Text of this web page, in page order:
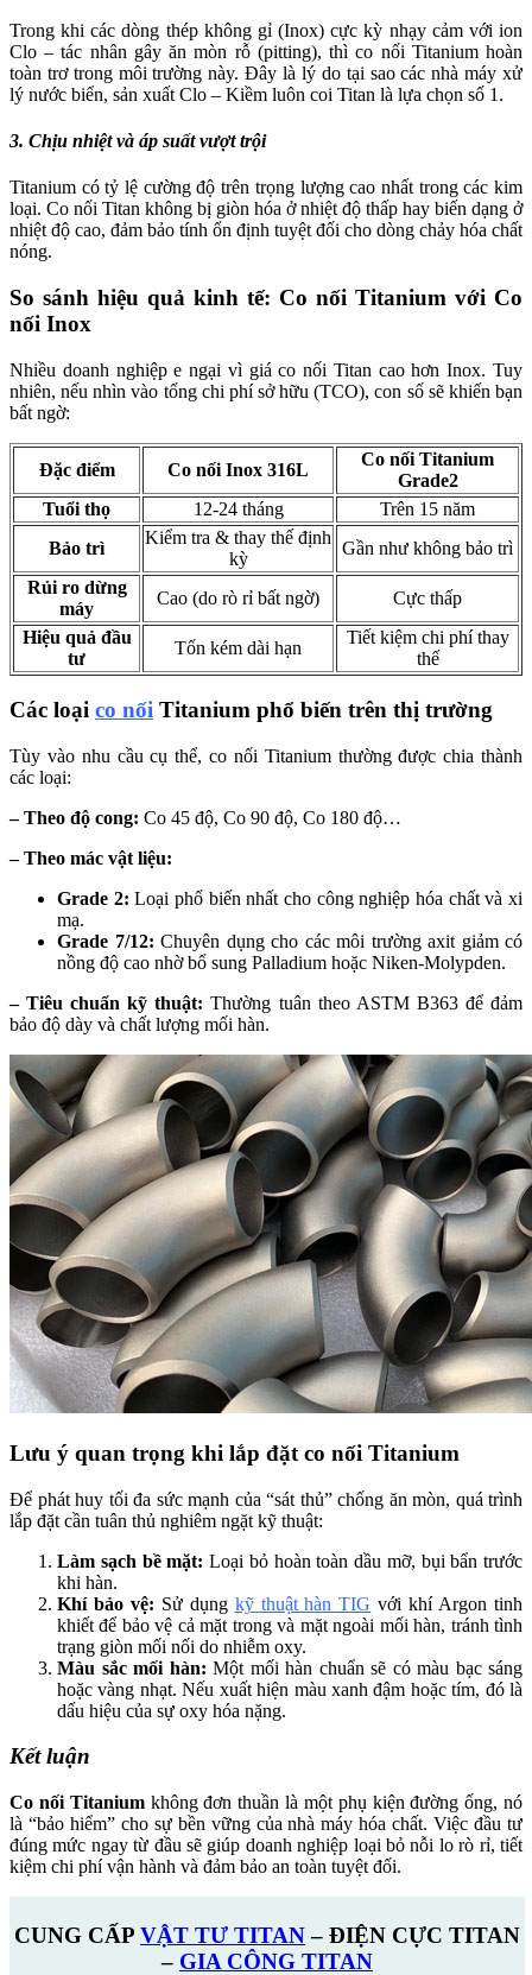
Trong khi các dòng thép không gỉ (Inox) cực kỳ nhạy cảm với ion
Clo – tác nhân gây ăn mòn rỗ (pitting), thì co nối Titanium hoàn
toàn trơ trong môi trường này. Đây là lý do tại sao các nhà máy xử
lý nước biển, sản xuất Clo – Kiềm luôn coi Titan là lựa chọn số 1.
3. Chịu nhiệt và áp suất vượt trội
Titanium có tỷ lệ cường độ trên trọng lượng cao nhất trong các kim
loại. Co nối Titan không bị giòn hóa ở nhiệt độ thấp hay biến dạng ở
nhiệt độ cao, đảm bảo tính ổn định tuyệt đối cho dòng chảy hóa chất
nóng.
So sánh hiệu quả kinh tế: Co nối Titanium với Co
nối Inox
Nhiều doanh nghiệp e ngại vì giá co nối Titan cao hơn Inox. Tuy
nhiên, nếu nhìn vào tổng chi phí sở hữu (TCO), con số sẽ khiến bạn
bất ngờ:
Đặc điểm Co nối Inox 316L
Co nối Titanium
Grade2
Tuổi thọ
12-24 tháng
Trên 15 năm
Bảo trì
Kiểm tra & thay thế định
kỳ
Gần như không bảo trì
Rủi ro dừng
máy
Cao (do rò rỉ bất ngờ)
Cực thấp
Hiệu quả đầu
tư
Tốn kém dài hạn
Tiết kiệm chi phí thay
thế
Các loại co nối Titanium phổ biến trên thị trường
Tùy vào nhu cầu cụ thể, co nối Titanium thường được chia thành
các loại:
– Theo độ cong: Co 45 độ, Co 90 độ, Co 180 độ…
– Theo mác vật liệu:
Grade 2: Loại phổ biến nhất cho công nghiệp hóa chất và xi
mạ.
Grade 7/12: Chuyên dụng cho các môi trường axit giảm có
nồng độ cao nhờ bổ sung Palladium hoặc Niken-Molypden.
– Tiêu chuẩn kỹ thuật: Thường tuân theo ASTM B363 để đảm
bảo độ dày và chất lượng mối hàn.
Lưu ý quan trọng khi lắp đặt co nối Titanium
Để phát huy tối đa sức mạnh của “sát thủ” chống ăn mòn, quá trình
lắp đặt cần tuân thủ nghiêm ngặt kỹ thuật:
Làm sạch bề mặt: Loại bỏ hoàn toàn dầu mỡ, bụi bẩn trước
khi hàn.
Khí bảo vệ: Sử dụng kỹ thuật hàn TIG với khí Argon tinh
khiết để bảo vệ cả mặt trong và mặt ngoài mối hàn, tránh tình
trạng giòn mối nối do nhiễm oxy.
Màu sắc mối hàn: Một mối hàn chuẩn sẽ có màu bạc sáng
hoặc vàng nhạt. Nếu xuất hiện màu xanh đậm hoặc tím, đó là
dấu hiệu của sự oxy hóa nặng.
Kết luận
Co nối Titaniumkhông đơn thuần là một phụ kiện đường ống, nó
là “bảo hiểm” cho sự bền vững của nhà máy hóa chất. Việc đầu tư
đúng mức ngay từ đầu sẽ giúp doanh nghiệp loại bỏ nỗi lo rò rỉ, tiết
kiệm chi phí vận hành và đảm bảo an toàn tuyệt đối.
CUNG CẤP VẬT TƯ TITAN– ĐIỆN CỰC TITAN
– GIA CÔNG TITAN